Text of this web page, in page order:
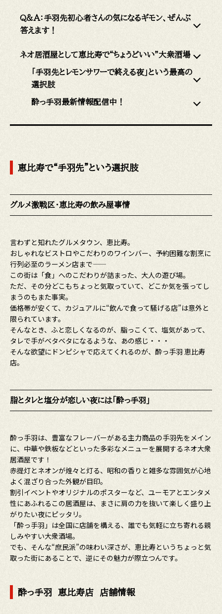
Q&A：手羽先初心者さんの気になるギモン、ぜんぶ
答えます！
ネオ居酒屋として恵比寿で“ちょうどいい”大衆酒場
「手羽先とレモンサワーで終える夜」という最高の
選択肢
酔っ手羽最新情報配信中！
恵比寿で“手羽先”という選択肢
グルメ激戦区・恵比寿の飲み屋事情
言わずと知れたグルメタウン、恵比寿。
おしゃれなビストロやこだわりのワインバー、予約困難な割烹に
行列必至のラーメン店まで——
この街は「食」へのこだわりが詰まった、大人の遊び場。
ただ、その分どこもちょっと気取っていて、どこか気を張ってし
まうのもまた事実。
価格帯が安くて、カジュアルに“飲んで食って騒げる店”は意外と
限られています。
そんなとき、ふと恋しくなるのが、脂っこくて、塩気があって、
タレで手がベタベタになるような、あの感じ・・・
そんな欲望にドンピシャで応えてくれるのが、酔っ手羽 恵比寿
店。
脂とタレと塩分が恋しい夜には「酔っ手羽」
酔っ手羽は、豊富なフレーバーがある主力商品の手羽先をメイン
に、中華や鉄板などといった多彩なメニューを展開するネオ大衆
居酒屋です！
赤提灯とネオンが煌々と灯る、昭和の香りと雑多な雰囲気が心地
よく混ざり合った外観が目印。
割引イベントやオリジナルのポスターなど、ユーモアとエンタメ
性にあふれるこの居酒屋は、まさに肩の力を抜いて楽しく盛り上
がりたい夜にピッタリ。
「酔っ手羽」は全国に店舗を構える、誰でも気軽に立ち寄れる親
しみやすい大衆酒場。
でも、そんな“庶民派”の味わい深さが、恵比寿というちょっと気
取った街にあることで、逆にその魅力が際立つんです。
酔っ手羽 恵比寿店 店舗情報